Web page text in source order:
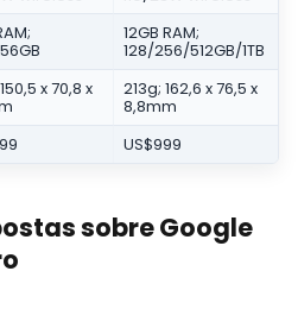
12GB RAM;
128/256/512GB/1TB
x 70,8 x 213g; 162,6 x 76,5 x
8,8mm
US$999
sobre Google